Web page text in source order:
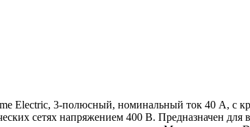
Electric, 3-полюсный, номинальный ток 40 А, с
сетях напряжением 400 В. Предназначен для